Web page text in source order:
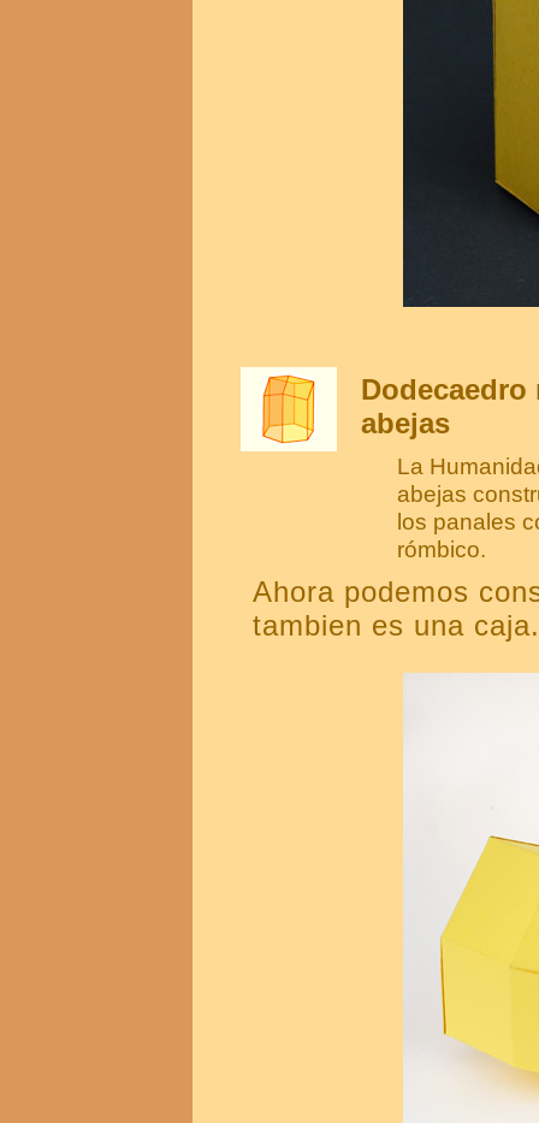
abejas
La
abejas
los panales
rómbico.
Ahora podemos
tambien es una caja.